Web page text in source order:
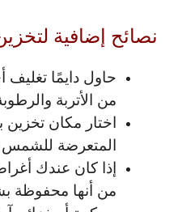
نصائح إضافية
حاول دايمًا
من الأتربة
اختار مكان تخزين
المتعرضة
إذا كان عندك
من أنها محفوظة